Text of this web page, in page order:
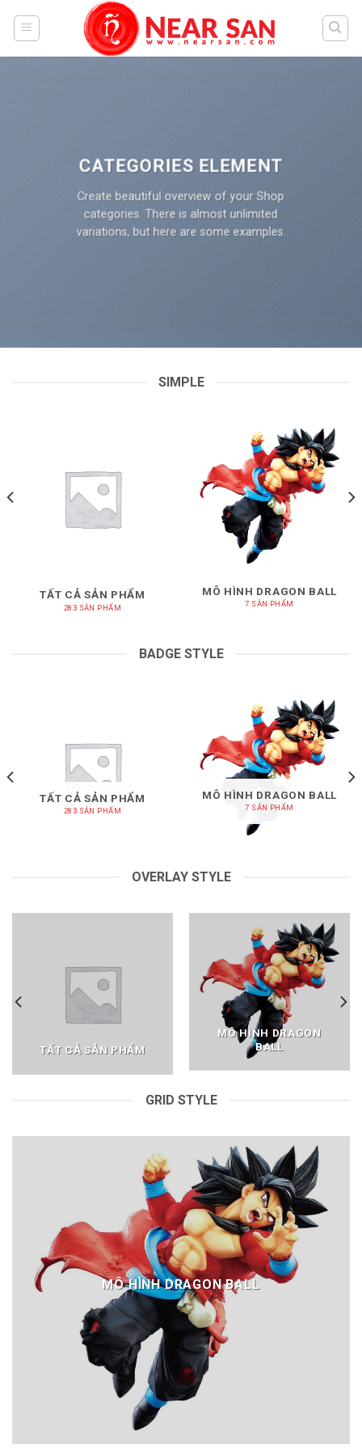
CATEGORIES ELEMENT
Create beautiful overview of your Shop
categories. There is almost unlimited
variations, but here are some examples.
SIMPLE
TẤT CẢ SẢN PHẨM
283 SẢN PHẨM
MÔ HÌNH DRAGON BALL
7 SẢN PHẨM
BADGE STYLE
TẤT CẢ SẢN PHẨM
283 SẢN PHẨM
MÔ HÌNH DRAGON BALL
7 SẢN PHẨM
OVERLAY STYLE
TẤT CẢ SẢN PHẨM
MÔ HÌNH DRAGON
BALL
GRID STYLE
MÔ HÌNH DRAGON BALL